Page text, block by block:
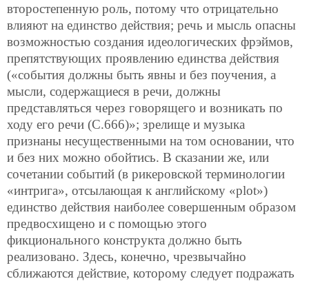
второстепенную роль, потому что отрицательно
влияют на единство действия; речь и мысль опасны
возможностью создания идеологических фрэймов,
препятствующих проявлению единства действия
(«события должны быть явны и без поучения, а
мысли, содержащиеся в речи, должны
представляться через говорящего и возникать по
ходу его речи (С.666)»; зрелище и музыка
признаны несущественными на том основании, что
и без них можно обойтись. В сказании же, или
сочетании событий (в рикеровской терминологии
«интрига», отсылающая к английскому «plot»)
единство действия наиболее совершенным образом
предвосхищено и с помощью этого
фикционального конструкта должно быть
реализовано. Здесь, конечно, чрезвычайно
сближаются действие, которому следует подражать